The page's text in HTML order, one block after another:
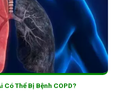
Có Thể Bị Bệnh COPD?